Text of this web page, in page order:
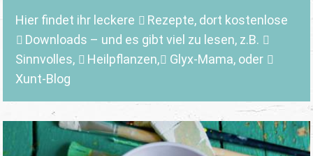
Hier findet ihr leckere Rezepte, dort kostenlose
Downloads – und es gibt viel zu lesen, z.B.
Sinnvolles, Heilpflanzen, Glyx-Mama,oder
Xunt-Blog